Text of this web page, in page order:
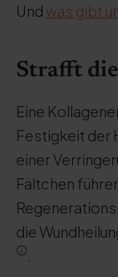
Und was gibt
Strafft
Eine
Festigkeit der
einer
Fältchen
die